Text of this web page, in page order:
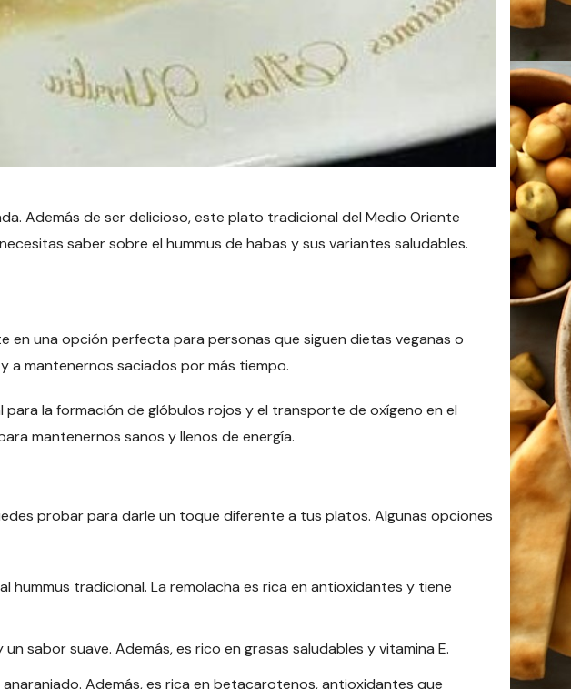
Además de ser delicioso, este plato tradicional del Medio Oriente
saber sobre el hummus de habas y sus variantes saludables.
en una opción perfecta para personas que siguen dietas veganas o
a mantenernos saciados por más tiempo.
la formación de glóbulos rojos y el transporte de oxígeno en el
mantenernos sanos y llenos de energía.
probar para darle un toque diferente a tus platos. Algunas opciones
hummus tradicional. La remolacha es rica en antioxidantes y tiene
sabor suave. Además, es rico en grasas saludables y vitamina E.
Además, es rica en betacarotenos, antioxidantes que